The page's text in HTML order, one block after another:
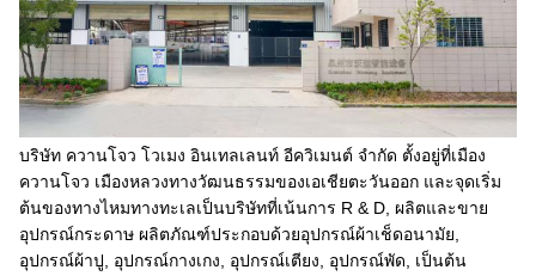
บริษัท ควานโจว โวเมง อินเทลเลนท์ อีควิเมนต์ จํากัด ตั้งอยู่ที่เมือง
ควานโจว เมืองหลวงทางวัฒนธรรมของเอเชียตะวันออก และจุดเริ่ม
ต้นของทางไหมทางทะเลเป็นบริษัทที่เน้นการ R & D, ผลิตและขาย
อุปกรณ์กระดาษ ผลิตภัณฑ์ประกอบด้วยอุปกรณ์ผ้าเช็ดอนามัย,
อุปกรณ์ผ้าปู, อุปกรณ์กางเกง, อุปกรณ์เตียง, อุปกรณ์พัด, เป็นต้น